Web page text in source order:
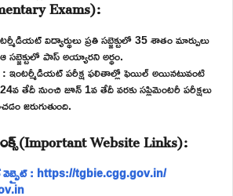
విద్యార్థులు ప్రతి సబ్జెక్టులో 35 శాతం మార్పులు
ఆ సబ్జెక్టులో పాస్ అయ్యారని అర్థం.
: ఇంటర్మీడియట్ పరీక్ష ఫలితాల్లో ఫెయిల్ అయినటువంటి
తేదీ నుంచి జూన్ 1వ తేదీ వరకు సప్లిమెంటరీ పరీక్షలు
జరుగుతుంది.
Website Links):
వెబ్సైట్ : https://tgbie.cgg.gov.in/